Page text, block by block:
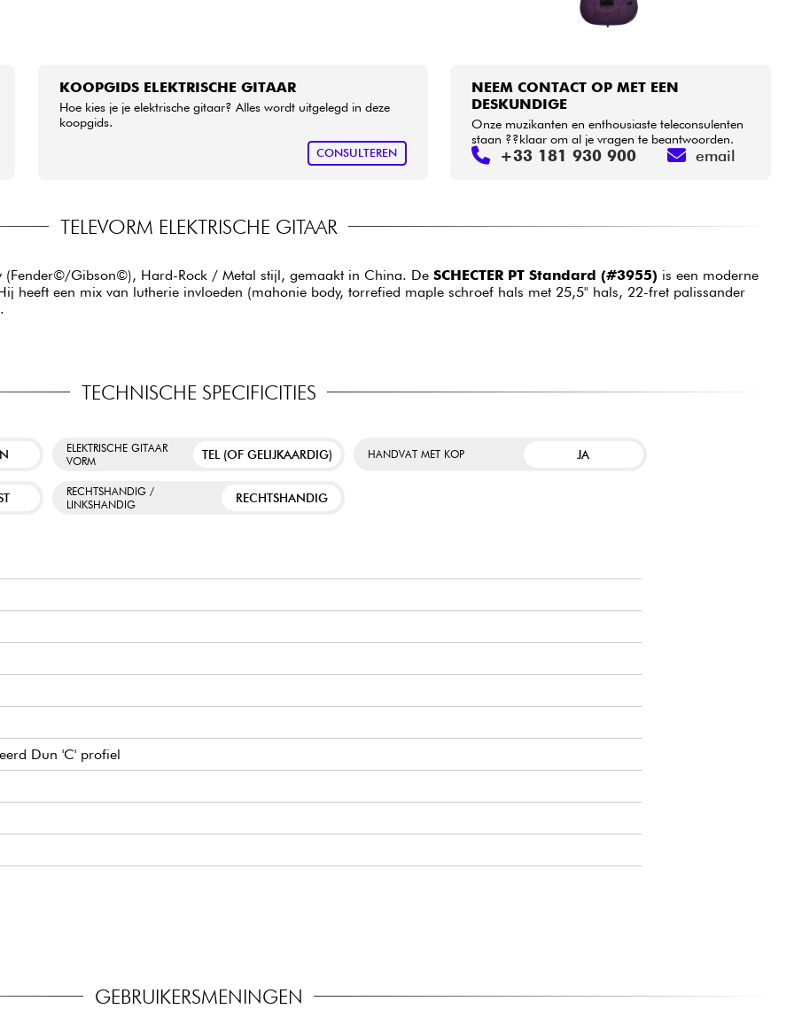
KOOPGIDS ELEKTRISCHE GITAAR
Hoe kies je je elektrische gitaar? Alles wordt uitgelegd in deze
koopgids.
CONSULTEREN
NEEM CONTACT OP MET EEN
DESKUNDIGE
Onze muzikanten en enthousiaste teleconsulenten
staan ??klaar om al je vragen te beantwoorden.
+33 181 930 900 email
TELEVORM ELEKTRISCHE GITAAR
(Fender©/Gibson©), Hard-Rock / Metal stijl, gemaakt in China. De SCHECTER PT Standard (#3955) is een moderne
heeft een mix van lutherie invloeden (mahonie body, torrefied maple schroef hals met 25,5" hals, 22-fret palissander
TECHNISCHE SPECIFICITIES
ELEKTRISCHE GITAAR
VORM
TEL (OF GELIJKAARDIG) HANDVAT MET KOP JA
RECHTSHANDIG /
LINKSHANDIG
RECHTSHANDIG
Dun 'C' profiel
(door snaren)
9-42, 9-46
GEBRUIKERSMENINGEN